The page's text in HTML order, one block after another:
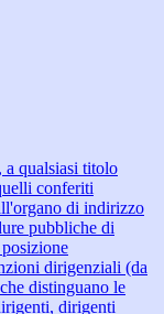
qualsiasi titolo
conferiti
di indirizzo
pubbliche di
dirigenziali (da
distinguano le
dirigenti